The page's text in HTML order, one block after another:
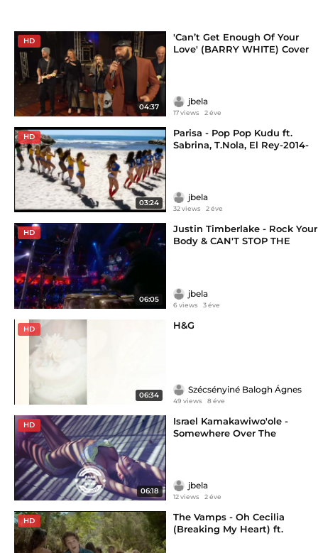
HD
04:37
'Can’t Get Enough Of Your
Love' (BARRY WHITE) Cover
jbela
17 views 2 éve
HD
03:24
Parisa - Pop Pop Kudu ft.
Sabrina, T.Nola, El Rey-2014-
jbela
32 views 2 éve
HD
06:05
Justin Timberlake - Rock Your
Body & CAN'T STOP THE
jbela
6 views 3 éve
HD
06:34
H&G
Szécsényiné Balogh Ágnes
49 views 8 éve
HD
06:18
Israel Kamakawiwo'ole -
Somewhere Over The
jbela
12 views 2 éve
HD
The Vamps - Oh Cecilia
(Breaking My Heart) ft.